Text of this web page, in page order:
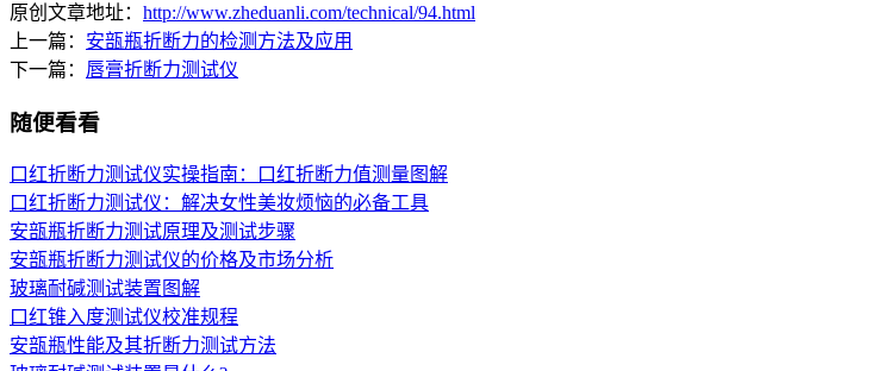
原创文章地址： http://www.zheduanli.com/technical/94.html
上一篇： 安瓿瓶折断力的检测方法及应用
下一篇： 唇膏折断力测试仪
随便看看
口红折断力测试仪实操指南：口红折断力值测量图解
口红折断力测试仪：解决女性美妆烦恼的必备工具
安瓿瓶折断力测试原理及测试步骤
安瓿瓶折断力测试仪的价格及市场分析
玻璃耐碱测试装置图解
口红锥入度测试仪校准规程
安瓿瓶性能及其折断力测试方法